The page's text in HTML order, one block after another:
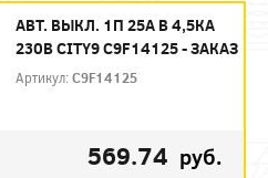
АВТ. ВЫКЛ. 1П 25А B 4,5КА
230В CITY9 C9F14125 - ЗАКАЗ
Артикул:C9F14125
569.74 руб.